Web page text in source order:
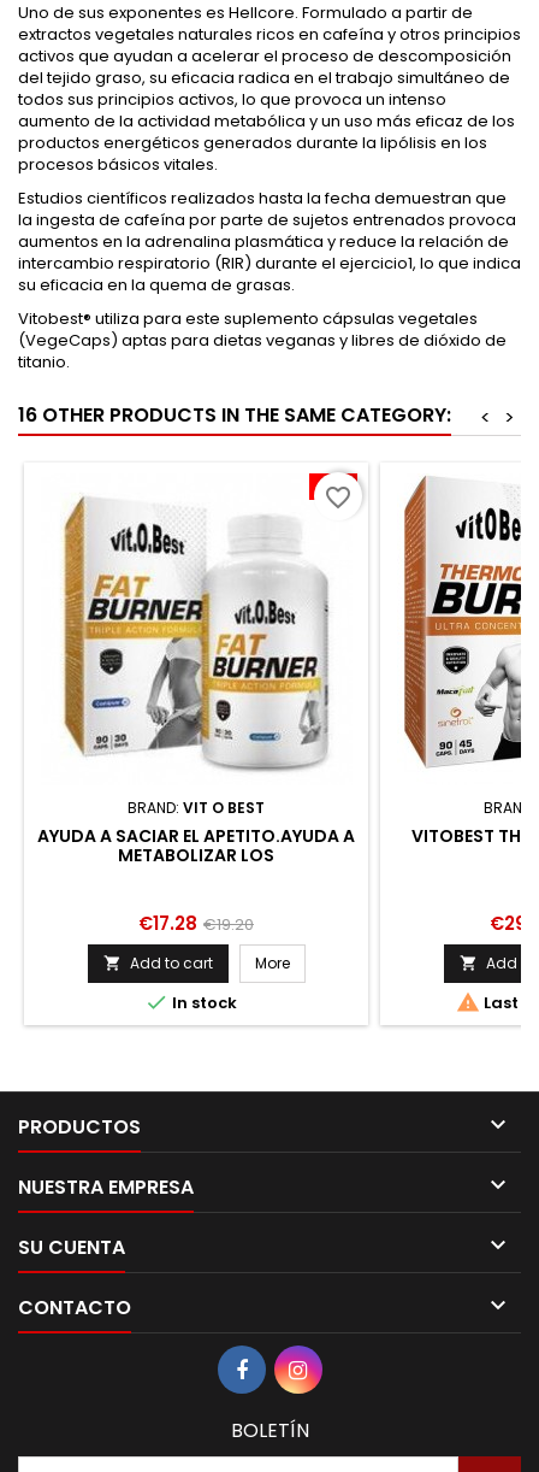
Uno de sus exponentes es Hellcore. Formulado a partir de
extractos vegetales naturales ricos en cafeína y otros principios
activos que ayudan a acelerar el proceso de descomposición
del tejido graso, su eficacia radica en el trabajo simultáneo de
todos sus principios activos, lo que provoca un intenso
aumento de la actividad metabólica y un uso más eficaz de los
productos energéticos generados durante la lipólisis en los
procesos básicos vitales.
Estudios científicos realizados hasta la fecha demuestran que
la ingesta de cafeína por parte de sujetos entrenados provoca
aumentos en la adrenalina plasmática y reduce la relación de
intercambio respiratorio (RIR) durante el ejercicio1, lo que indica
su eficacia en la quema de grasas.
Vitobest® utiliza para este suplemento cápsulas vegetales
(VegeCaps) aptas para dietas veganas y libres de dióxido de
titanio.
16 OTHER PRODUCTS IN THE SAME CATEGORY: >
<
-10%
BRAND: VIT O BEST
AYUDA A SACIAR EL APETITO.AYUDA A
METABOLIZAR LOS
Price
€17.28 Regular
price
€19.20
 Add to cart More
 In stock
favorite_border
BRAND:
VITOBEST
Price
 Add
 Last
PRODUCTOS 
NUESTRA EMPRESA 
SU CUENTA 
CONTACTO 
BOLETÍN